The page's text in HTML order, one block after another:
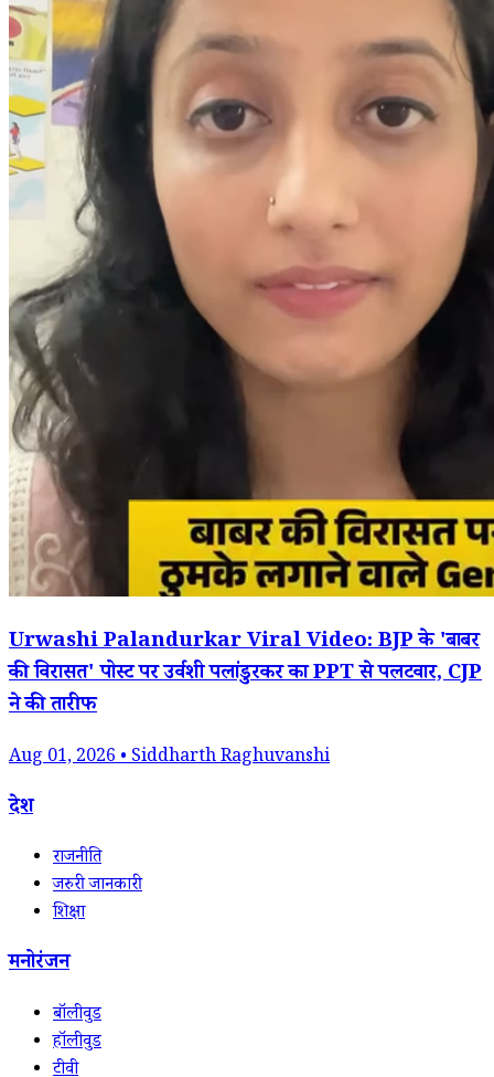
Urwashi Palandurkar Viral Video: BJP के 'बाबर
की विरासत' पोस्ट पर उर्वशी पलांडुरकर का PPT से पलटवार, CJP
ने की तारीफ
Aug 01, 2026 • Siddharth Raghuvanshi
देश
राजनीति
जरुरी जानकारी
शिक्षा
मनोरंजन
बॉलीवुड
हॉलीवुड
टीवी